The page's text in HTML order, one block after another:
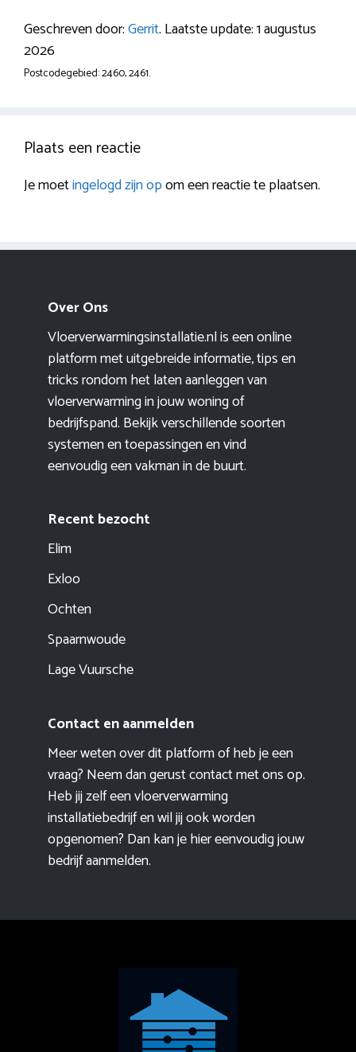
Geschreven door:Gerrit. Laatste update: 1 augustus
2026
Postcodegebied: 2460, 2461.
Plaats een reactie
Je moetingelogd zijn opom een reactie te plaatsen.
Over Ons
Vloerverwarmingsinstallatie.nl is een online
platform met uitgebreide informatie, tips en
tricks rondom het laten aanleggen van
vloerverwarming in jouw woning of
bedrijfspand. Bekijk verschillende soorten
systemen en toepassingen en vind
eenvoudig een vakman in de buurt.
Recent bezocht
Elim
Exloo
Ochten
Spaarnwoude
Lage Vuursche
Contact en aanmelden
Meer weten over dit platform of heb je een
vraag? Neem dan gerust contact met ons op.
Heb jij zelf een vloerverwarming
installatiebedrijf en wil jij ook worden
opgenomen? Dan kan je hier eenvoudigjouw
bedrijf aanmelden.